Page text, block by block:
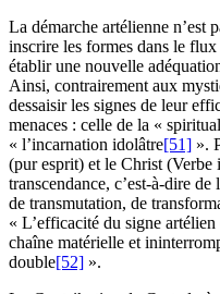
La démarche artélienne n’est
inscrire les formes dans le
établir une nouvelle
Ainsi, contrairement aux
dessaisir les signes de leur
menaces : celle de la «
« l’incarnation idolâtre[51] ».
(pur esprit) et le Christ (Verbe
transcendance, c’est-à-dire
de transmutation, de
« L’efficacité du signe
chaîne matérielle et
double[52] ».